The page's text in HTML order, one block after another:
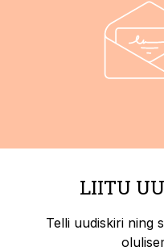
LIITU
Telli uudiskiri ning